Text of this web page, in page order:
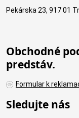
Pekárska 23, 917 01
Obchodné
predstáv.
Formular k
Sledujte nás